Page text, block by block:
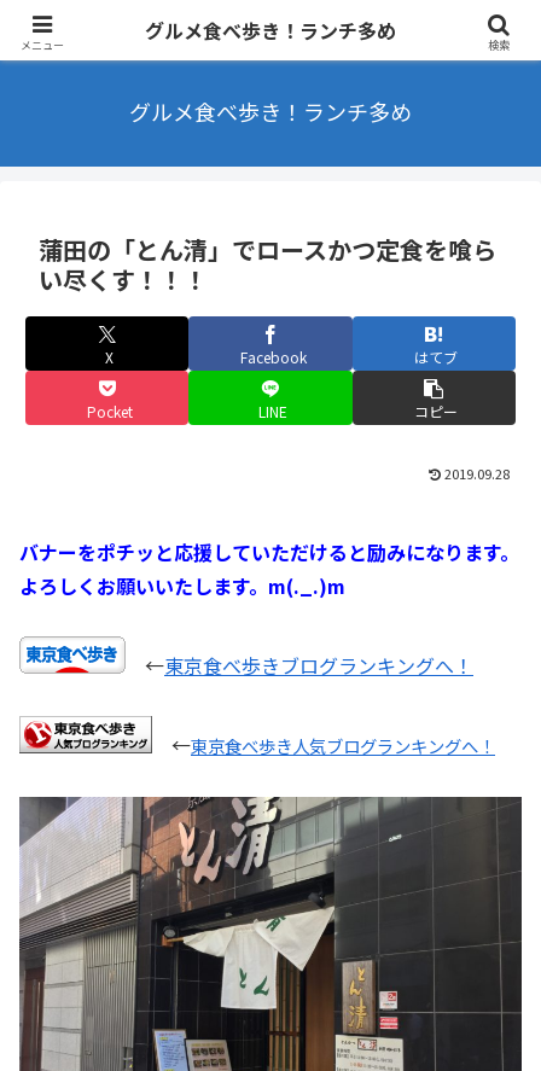
東京を中心にラーメンやカフェなどを食べ歩きするブログ ランチ・B級グル
メ多め
グルメ食べ歩き！ランチ多め
蒲田の「とん清」でロースかつ定食を喰ら
い尽くす！！！
X Facebook はてブ
Pocket LINE コピー
2019.09.28
バナーをポチッと応援していただけると励みになります。
よろしくお願いいたします。m(._.)m
←東京食べ歩きブログランキングへ！
←東京食べ歩き人気ブログランキングへ！
メニュー
グルメ食べ歩き！ランチ多め
検索